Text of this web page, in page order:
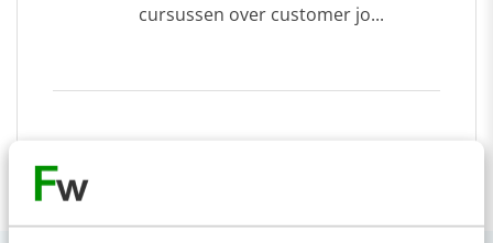
cursussen over customer jo...